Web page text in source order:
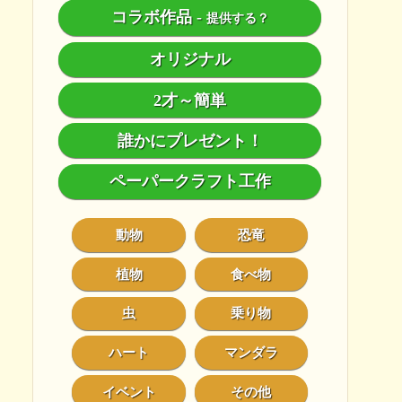
コラボ作品- 提供する？
オリジナル
2才～簡単
誰かにプレゼント！
ペーパークラフト工作
動物 恐竜
植物 食べ物
虫 乗り物
ハート マンダラ
イベント その他